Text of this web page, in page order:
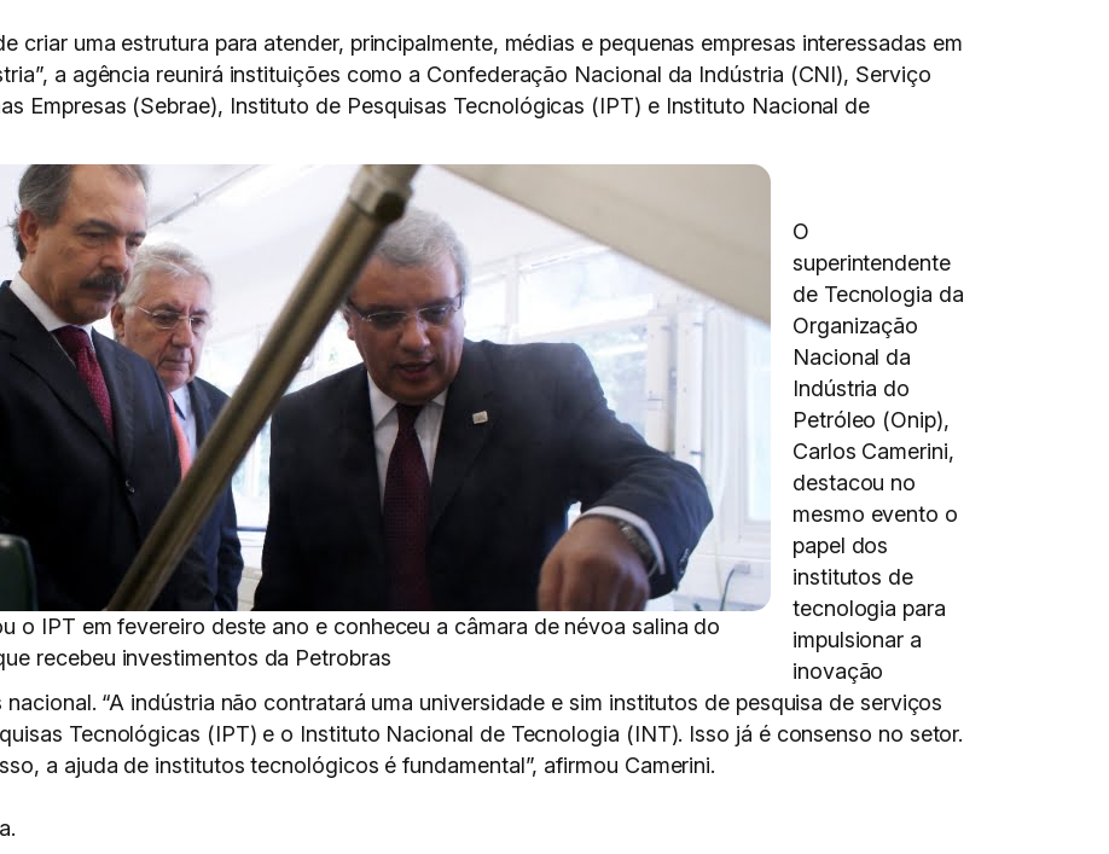
criar uma estrutura para atender, principalmente, médias e pequenas empresas interessadas em
a agência reunirá instituições como a Confederação Nacional da Indústria (CNI), Serviço
Empresas (Sebrae), Instituto de Pesquisas Tecnológicas (IPT) e Instituto Nacional de
o IPT em fevereiro deste ano e conheceu a câmara de névoa salina do
recebeu investimentos da Petrobras
O
superintendente
de Tecnologia da
Organização
Nacional da
Indústria do
Petróleo (Onip),
Carlos Camerini,
destacou no
mesmo evento o
papel dos
institutos de
tecnologia para
impulsionar a
inovação
“A indústria não contratará uma universidade e sim institutos de pesquisa de serviços
Tecnológicas (IPT) e o Instituto Nacional de Tecnologia (INT). Isso já é consenso no setor.
a ajuda de institutos tecnológicos é fundamental”, afirmou Camerini.